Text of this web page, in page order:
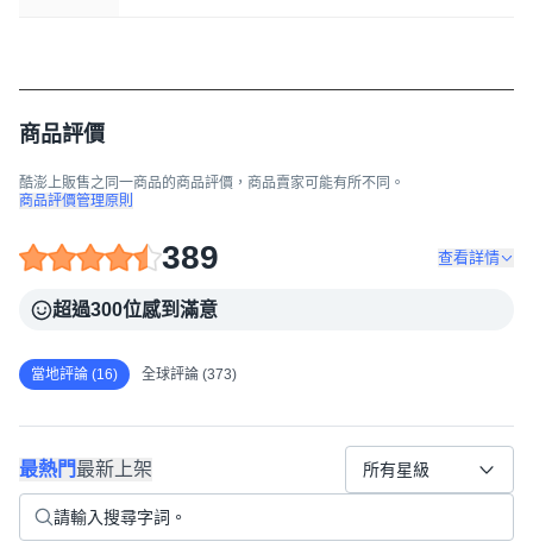
商品評價
酷澎上販售之同一商品的商品評價，商品賣家可能有所不同。
商品評價管理原則
389 查看詳情
超過300位感到滿意
當地評論 (16) 全球評論 (373)
最熱門最新上架 所有星級